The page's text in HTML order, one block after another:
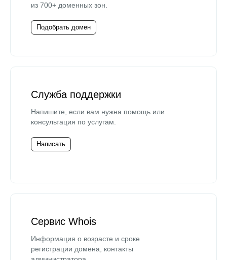
из 700+ доменных зон.
Подобрать домен
Служба поддержки
Напишите, если вам нужна помощь или
консультация по услугам.
Написать
Сервис Whois
Информация о возрасте и сроке
регистрации домена, контакты